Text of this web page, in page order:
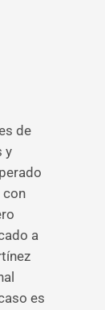
de
y
con
a
es